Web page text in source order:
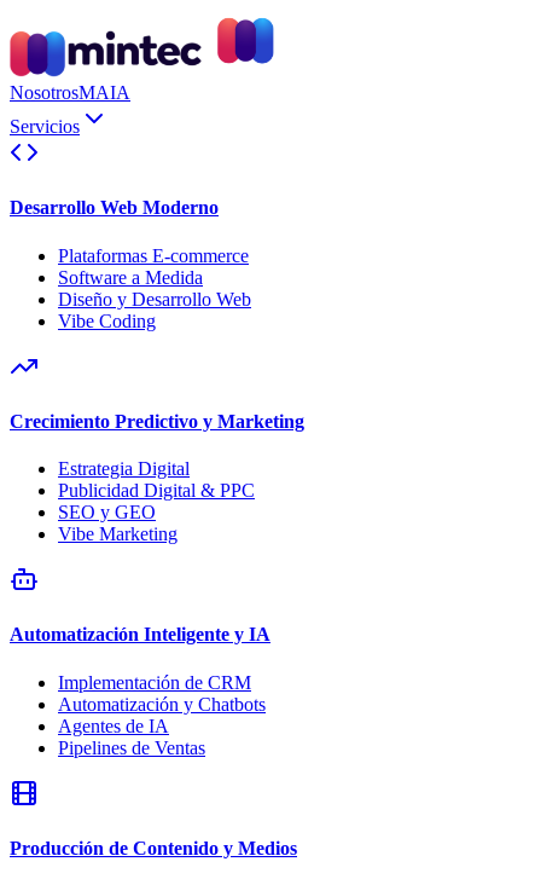
NosotrosMAIA
Servicios
Desarrollo Web Moderno
Plataformas E-commerce
Software a Medida
Diseño y Desarrollo Web
Vibe Coding
Crecimiento Predictivo y Marketing
Estrategia Digital
Publicidad Digital & PPC
SEO y GEO
Vibe Marketing
Automatización Inteligente y IA
Implementación de CRM
Automatización y Chatbots
Agentes de IA
Pipelines de Ventas
Producción de Contenido y Medios